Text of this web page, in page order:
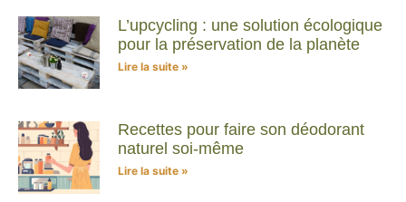
L’upcycling : une solution écologique
pour la préservation de la planète
Lire la suite »
Recettes pour faire son déodorant
naturel soi-même
Lire la suite »